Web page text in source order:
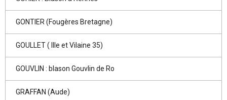
GONTIER (Fougères Bretagne)
GOULLET ( Ille et Vilaine 35)
GOUVLIN : blason Gouvlin de Ro
GRAFFAN (Aude)